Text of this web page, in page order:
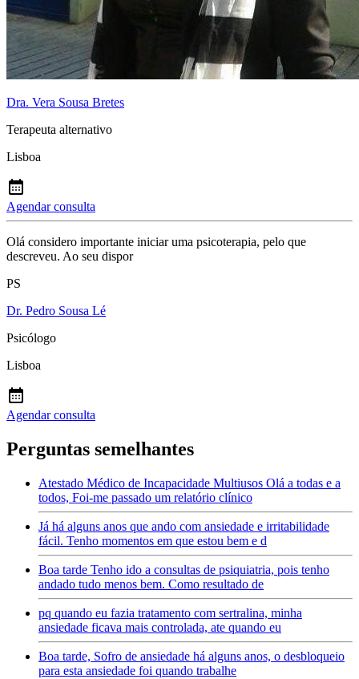
Dra. Vera Sousa Bretes
Terapeuta alternativo
Lisboa
Agendar consulta
Olá considero importante iniciar uma psicoterapia, pelo que
descreveu. Ao seu dispor
PS
Dr. Pedro Sousa Lé
Psicólogo
Lisboa
Agendar consulta
Perguntas semelhantes
Atestado Médico de Incapacidade Multiusos Olá a todas e a
todos, Foi-me passado um relatório clínico
Já há alguns anos que ando com ansiedade e irritabilidade
fácil. Tenho momentos em que estou bem e d
Boa tarde Tenho ido a consultas de psiquiatria, pois tenho
andado tudo menos bem. Como resultado de
pq quando eu fazia tratamento com sertralina, minha
ansiedade ficava mais controlada, ate quando eu
Boa tarde, Sofro de ansiedade há alguns anos, o desbloqueio
para esta ansiedade foi quando trabalhe